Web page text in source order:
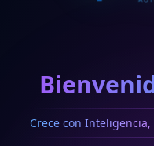
Crece con Inteligencia,